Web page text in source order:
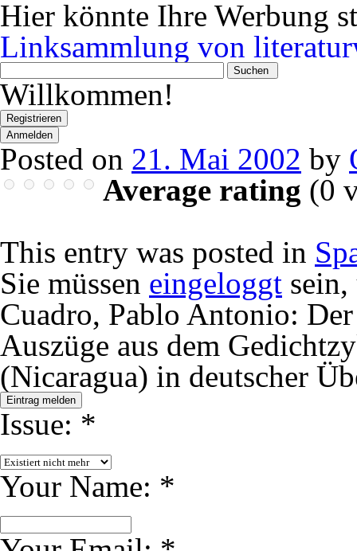
Hier könnte Ihre Werbung
Linksammlung von
Wonach
suchen
Sie?
Willkommen!
Registrieren
Anmelden
Posted on 21. Mai 2002 by
Average rating (0
This entry was posted in
Sie müssen eingeloggt
Cuadro, Pablo Antonio:
Auszüge aus dem
(Nicaragua) in deutscher
Eintrag melden
Issue: *
Your Name: *